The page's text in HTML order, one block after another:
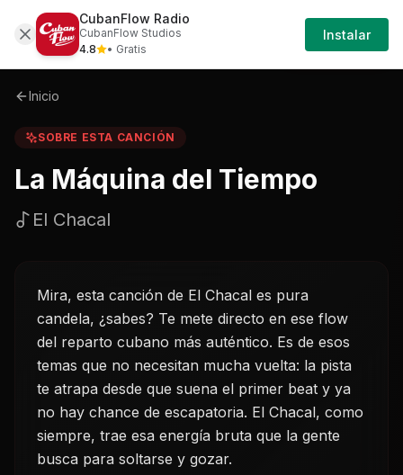
Sobre La-maquina-del-tiempo-el-chacal
Iniciar
Sesión
Inicio
SOBRE ESTA CANCIÓN
La Máquina del Tiempo
El Chacal
Mira, esta canción de El Chacal es pura
candela, ¿sabes? Te mete directo en ese flow
del reparto cubano más auténtico. Es de esos
temas que no necesitan mucha vuelta: la pista
te atrapa desde que suena el primer beat y ya
no hay chance de escapatoria. El Chacal, como
siempre, trae esa energía bruta que la gente
busca para soltarse y gozar.
CubanFlow Radio
CubanFlow Studios
4.8
• Gratis
Instalar